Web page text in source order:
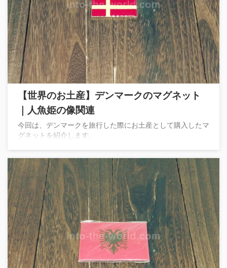
【世界のお土産】デンマークのマグネット
｜人魚姫の像関連
今回は、デンマークを旅行した際にお土産として購入したマ
グネットを紹介します。